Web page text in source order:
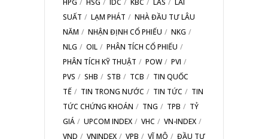
SUẤT
LẠM PHÁT
NHÀ ĐẦU TƯ LÂU
NĂM
NHẬN ĐỊNH CỔ PHIẾU
NKG
NLG
OIL
PHÂN TÍCH CỔ PHIẾU
PHÂN TÍCH KỸ THUẬT
POW
PVI
PVS
SHB STB TCB
TIN QUỐC
TẾ
TIN TRONG NƯỚC TIN TỨC
TIN
TỨC CHỨNG KHOÁN
TNG TPB
TỶ
GIÁ
UPCOM INDEX VHC
VN-INDEX
VND
VNINDEX VPB VĨ MÔ ĐẦU TƯ